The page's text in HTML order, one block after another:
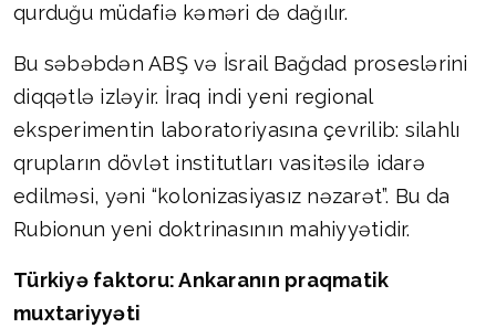
qurduğu müdafiə kəməri də dağılır.
Bu səbəbdən ABŞ və İsrail Bağdad proseslərini
diqqətlə izləyir. İraq indi yeni regional
eksperimentin laboratoriyasına çevrilib: silahlı
qrupların dövlət institutları vasitəsilə idarə
edilməsi, yəni “kolonizasiyasız nəzarət”. Bu da
Rubionun yeni doktrinasının mahiyyətidir.
Türkiyə faktoru: Ankaranın praqmatik
muxtariyyəti